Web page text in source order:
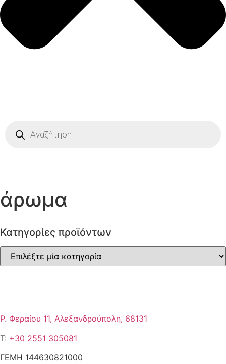
άρωμα
Κατηγορίες προϊόντων
Ρ. Φεραίου 11, Αλεξανδρούπολη, 68131
T: +30 2551 305081
ΓΕΜΗ 144630821000